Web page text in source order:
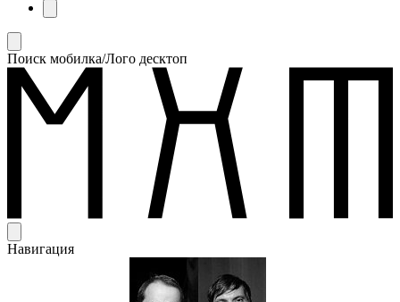
Поиск мобилка/Лого десктоп
Навигация